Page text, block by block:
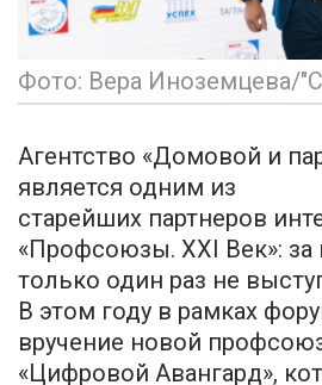
Фото: Вера Иноземцева/
Агентство «Домовой и
является одним из
старейших партнеров
«Профсоюзы. ХХI Век»: за
только один раз не
В этом году в рамках
вручение новой
«Цифровой Авангард»,